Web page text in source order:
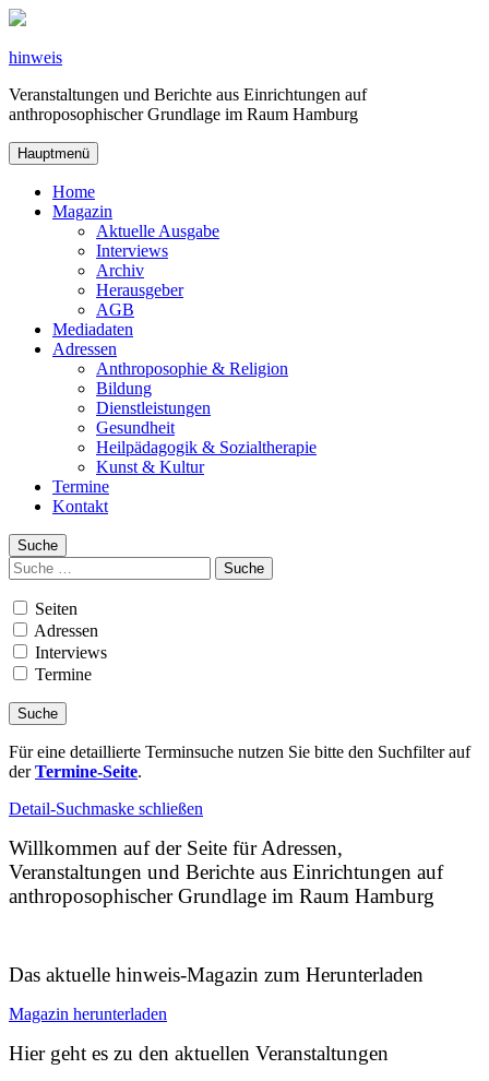
Zum
springen
hinweis
Veranstaltungen und Berichte aus Einrichtungen auf
anthroposophischer Grundlage im Raum Hamburg
Hauptmenü
Home
Magazin
Aktuelle Ausgabe
Interviews
Archiv
Herausgeber
AGB
Mediadaten
Adressen
Anthroposophie & Religion
Bildung
Dienstleistungen
Gesundheit
Heilpädagogik & Sozialtherapie
Kunst & Kultur
Termine
Kontakt
Suche
Suchen
nach:
Seiten
Adressen
Interviews
Termine
Für eine detaillierte Terminsuche nutzen Sie bitte den Suchfilter auf
derTermine-Seite.
Detail-Suchmaske schließen
Willkommen auf der Seite für Adressen,
Veranstaltungen und Berichte aus Einrichtungen auf
anthroposophischer Grundlage im Raum Hamburg
Das aktuelle hinweis-Magazin zum Herunterladen
Magazin herunterladen
Hier geht es zu den aktuellen Veranstaltungen